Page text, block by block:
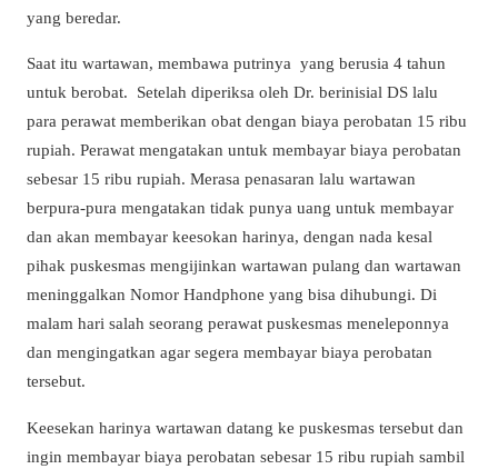
yang beredar.
Saat itu wartawan, membawa putrinya yang berusia 4 tahun
untuk berobat. Setelah diperiksa oleh Dr. berinisial DS lalu
para perawat memberikan obat dengan biaya perobatan 15 ribu
rupiah. Perawat mengatakan untuk membayar biaya perobatan
sebesar 15 ribu rupiah. Merasa penasaran lalu wartawan
berpura-pura mengatakan tidak punya uang untuk membayar
dan akan membayar keesokan harinya, dengan nada kesal
pihak puskesmas mengijinkan wartawan pulang dan wartawan
meninggalkan Nomor Handphone yang bisa dihubungi. Di
malam hari salah seorang perawat puskesmas meneleponnya
dan mengingatkan agar segera membayar biaya perobatan
tersebut.
Keesekan harinya wartawan datang ke puskesmas tersebut dan
ingin membayar biaya perobatan sebesar 15 ribu rupiah sambil